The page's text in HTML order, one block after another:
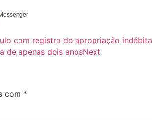
com registro de apropriação indébita
de apenas dois anosNext
com *